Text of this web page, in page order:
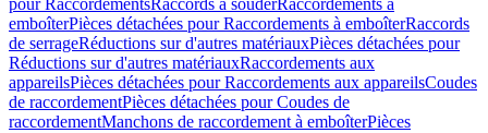
pour RaccordementsRaccords à souderRaccordements à
emboîterPièces détachées pour Raccordements à emboîterRaccords
de serrageRéductions sur d'autres matériauxPièces détachées pour
Réductions sur d'autres matériauxRaccordements aux
appareilsPièces détachées pour Raccordements aux appareilsCoudes
de raccordementPièces détachées pour Coudes de
raccordementManchons de raccordement à emboîterPièces